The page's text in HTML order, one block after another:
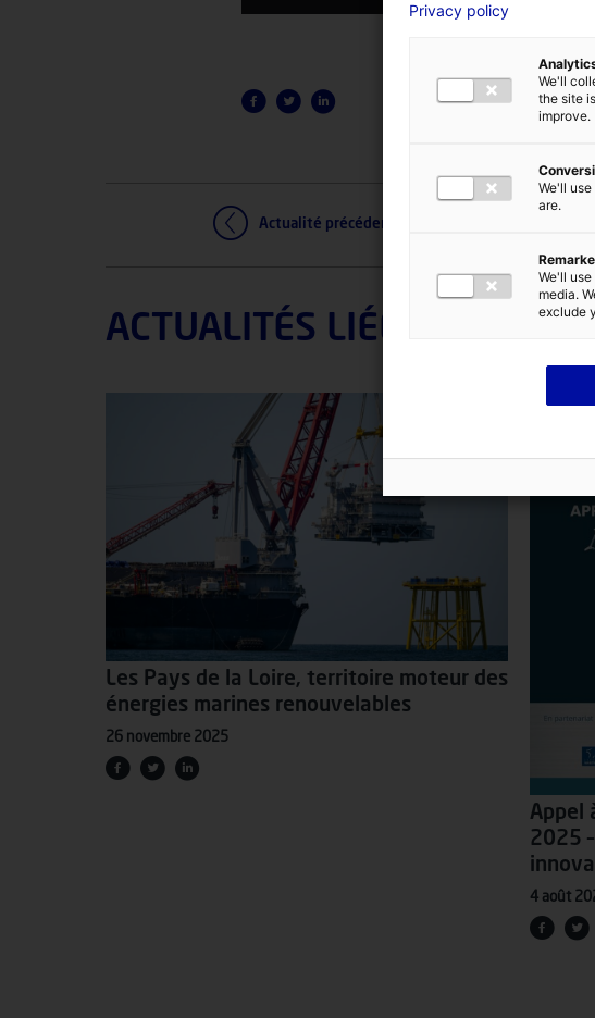
Actualité précédente
ACTUALITÉS LIÉES
Les Pays de la Loire, territoire moteur des
énergies marines renouvelables
26 novembre 2025
Appel
2025
4 août
Privacy policy
We'll
the site
improve.
We'll
are.
We'll
media.
exclude